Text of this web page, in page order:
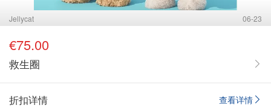
Jellycat 06-23
€75.00
救生圈
查看详情
折扣详情